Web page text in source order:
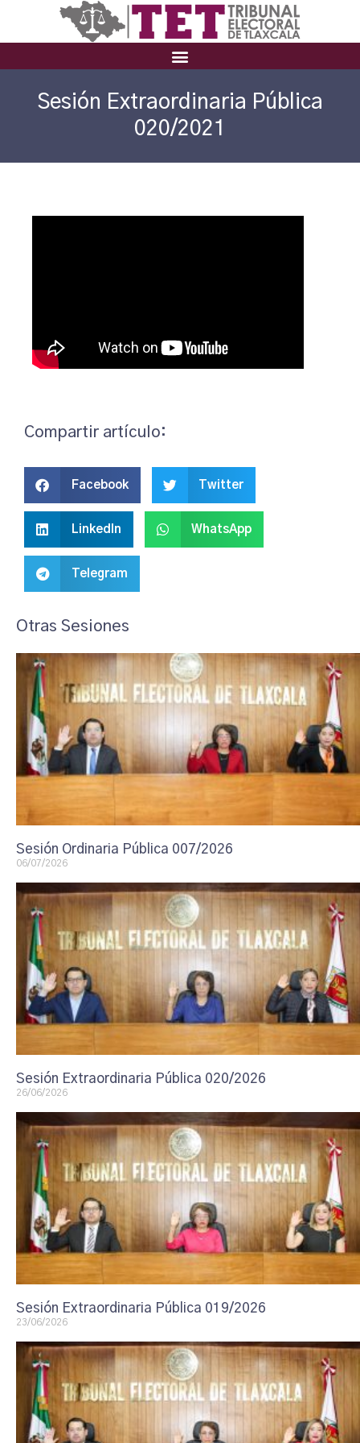
Sesión Extraordinaria Pública
020/2021
Compartir artículo:
Facebook Twitter
LinkedIn WhatsApp
Telegram
Otras Sesiones
Sesión Ordinaria Pública 007/2026
06/07/2026
Sesión Extraordinaria Pública 020/2026
26/06/2026
Sesión Extraordinaria Pública 019/2026
23/06/2026